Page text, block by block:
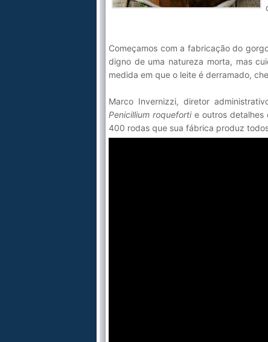
Começamos com a fabricação do
digno de uma natureza morta, mas
medida em que o leite é derramado,
Marco Invernizzi, diretor
Penicillium roquefortie outros detalhes
400 rodas que sua fábrica produz